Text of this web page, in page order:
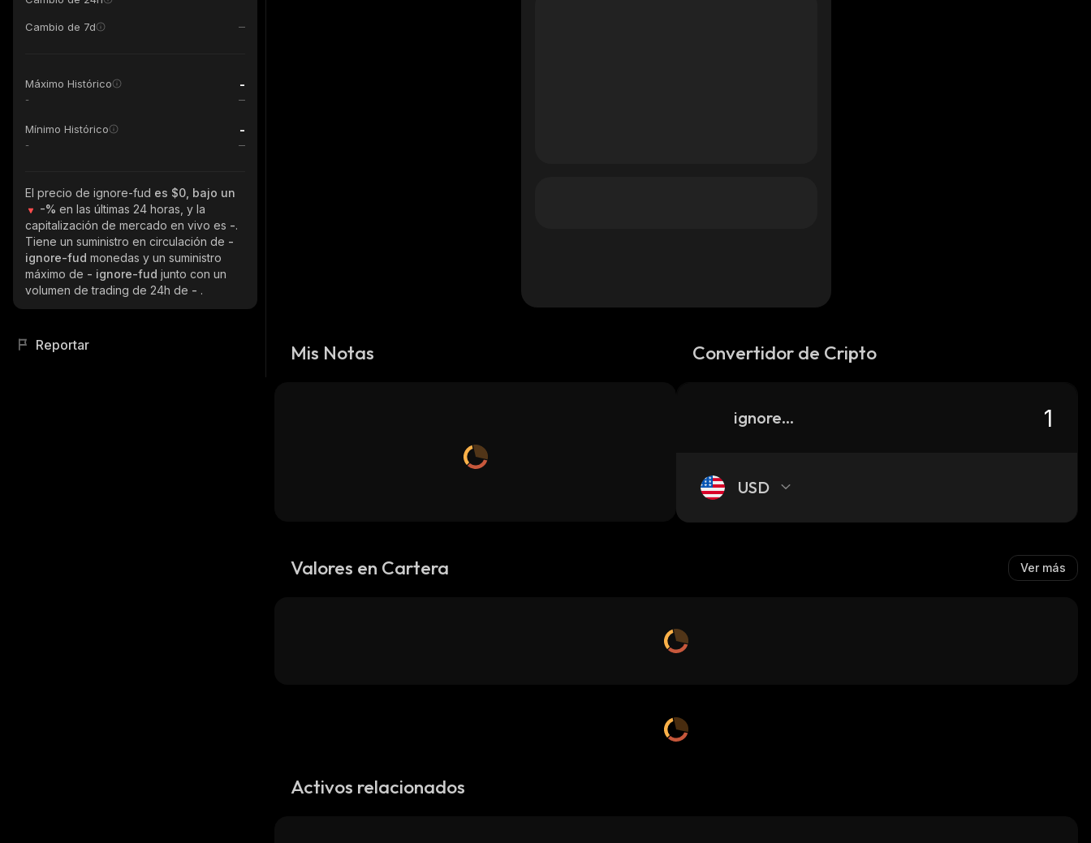
Cambio de 7d
Máximo Histórico -
-
Mínimo Histórico -
-
El precio de ignore-fud es $0, bajo un
-% en las últimas 24 horas, y la
capitalización de mercado en vivo es -.
Tiene un suministro en circulación de -
ignore-fud monedas y un suministro
máximo de - ignore-fud junto con un
volumen de trading de 24h de - .
Reportar Mis Notas Convertidor de Cripto
ignore-fud
USD
Valores en Cartera Ver más
Activos relacionados